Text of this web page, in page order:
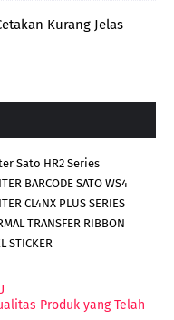
Kurang Jelas
Sato HR2 Series
BARCODE SATO WS4
CL4NX PLUS SERIES
TRANSFER RIBBON
STICKER
Produk yang Telah